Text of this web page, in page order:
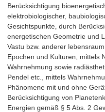
Berücksichtigung
elektrobiologischer,
Gesichtspunkte, durch
energetischen Geometrie und
Vastu bzw. anderer
Epochen und Kulturen, mittels
Wahrnehmung sowie
Pendel etc., mittels
Phänomene mit und ohne
Berücksichtigung von
Energien gemäß § 5 Abs. 2